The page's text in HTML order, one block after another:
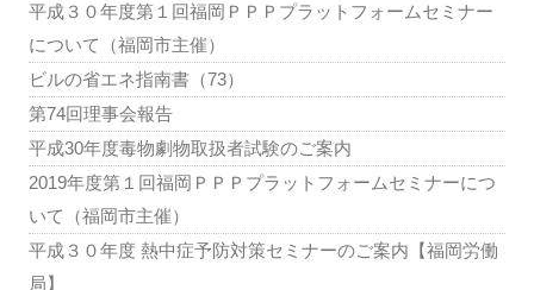
平成３０年度第１回福岡ＰＰＰプラットフォームセミナー
について（福岡市主催）
ビルの省エネ指南書（73）
第74回理事会報告
平成30年度毒物劇物取扱者試験のご案内
2019年度第１回福岡ＰＰＰプラットフォームセミナーにつ
いて（福岡市主催）
平成３０年度 熱中症予防対策セミナーのご案内【福岡労働
局】